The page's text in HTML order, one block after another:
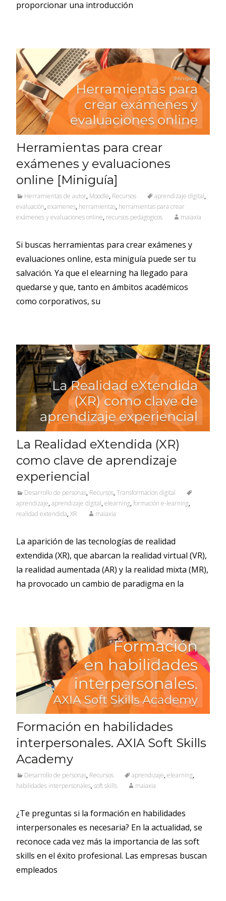
proporcionar una introducción
Herramientas para crear
exámenes y evaluaciones
online [Miniguía]
Herramientas de autor, Moodle, Recursos aprendizaje digital,
evaluación,examenes, herramientas, herramientas para crear
exámenes y evaluaciones online, recursos pedagogicos maiaxia
Si buscas herramientas para crear exámenes y
evaluaciones online, esta miniguía puede ser tu
salvación. Ya que el elearning ha llegado para
quedarse y que, tanto en ámbitos académicos
como corporativos, su
La Realidad eXtendida (XR)
como clave de aprendizaje
experiencial
Desarrollo de personas, Recursos,Transformacion digital
aprendizaje,aprendizaje digital,elearning,formación e-learning,
realidad extendida,XR maiaxia
La aparición de las tecnologías de realidad
extendida (XR), que abarcan la realidad virtual (VR),
la realidad aumentada (AR) y la realidad mixta (MR),
ha provocado un cambio de paradigma en la
Formación en habilidades
interpersonales. AXIA Soft Skills
Academy
Desarrollo de personas, Recursos aprendizaje,elearning,
habilidades interpersonales,soft skills maiaxia
¿Te preguntas si la formación en habilidades
interpersonales es necesaria? En la actualidad, se
reconoce cada vez más la importancia de las soft
skills en el éxito profesional. Las empresas buscan
empleados